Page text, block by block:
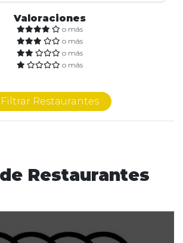
Valoraciones
o más
o más
o más
o más
Filtrar Restaurantes
Restaurantes